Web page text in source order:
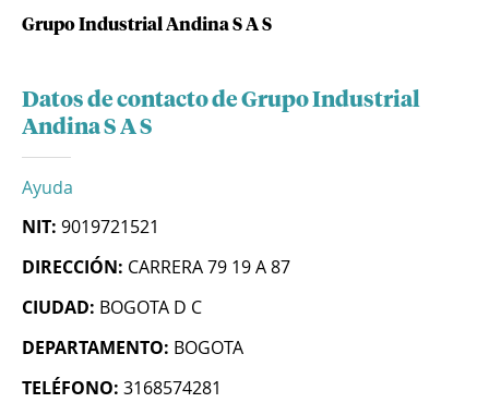
Grupo Industrial Andina S A S
Datos de contacto de Grupo Industrial
Andina S A S
Ayuda
NIT: 9019721521
DIRECCIÓN: CARRERA 79 19 A 87
CIUDAD: BOGOTA D C
DEPARTAMENTO: BOGOTA
TELÉFONO: 3168574281